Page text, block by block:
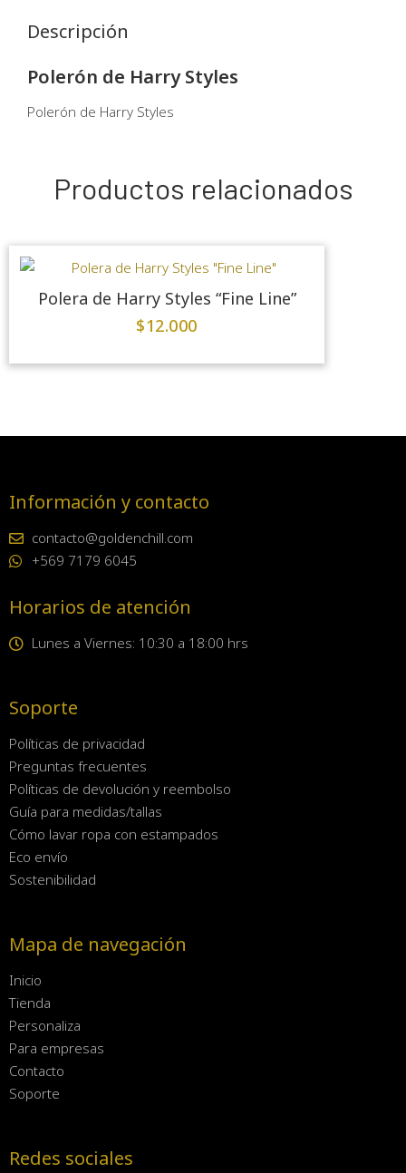
Descripción
Polerón de Harry Styles
Polerón de Harry Styles
Productos relacionados
Polera de Harry Styles “Fine Line”
$12.000
Información y contacto
contacto@goldenchill.com
+569 7179 6045
Horarios de atención
Lunes a Viernes: 10:30 a 18:00 hrs
Soporte
Políticas de privacidad
Preguntas frecuentes
Políticas de devolución y reembolso
Guía para medidas/tallas
Cómo lavar ropa con estampados
Eco envío
Sostenibilidad
Mapa de navegación
Inicio
Tienda
Personaliza
Para empresas
Contacto
Soporte
Redes sociales